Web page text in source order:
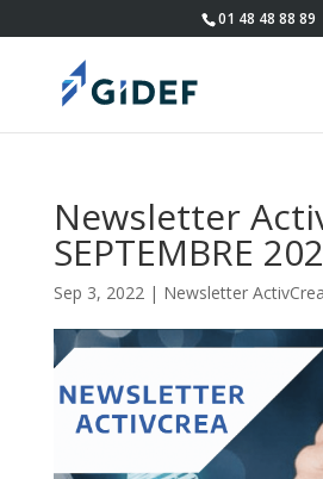
01 48 48 88 89
Newsletter
SEPTEMBRE
Sep 3, 2022| Newsletter ActivCrea